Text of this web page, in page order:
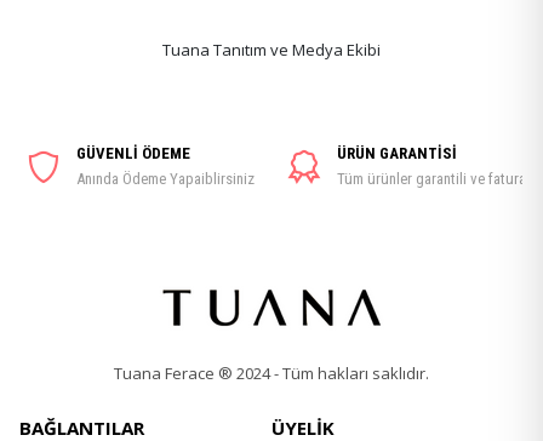
Tuana Tanıtım ve Medya Ekibi
GÜVENLİ ÖDEME
Anında Ödeme Yapaiblirsiniz
ÜRÜN GARANTİSİ
Tüm ürünler garantili ve faturalı
Tuana Ferace ® 2024 - Tüm hakları saklıdır.
BAĞLANTILAR ÜYELİK